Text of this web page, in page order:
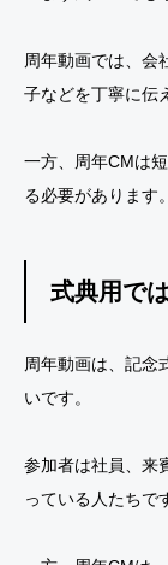
周年動画では、会
子などを丁寧に伝
一方、周年CMは
る必要があります。
式典用で
周年動画は、記念
いです。
参加者は社員、来
っている人たちで